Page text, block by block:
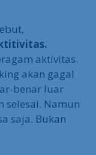
aktivitas.
akan gagal
benar luar
selesai. Namun
saja. Bukan